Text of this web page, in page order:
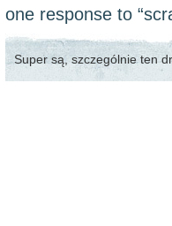
one response to
Super są, szczególnie ten